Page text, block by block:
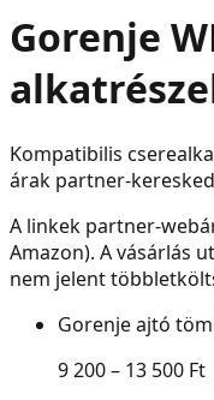
Gorenje
Kompatibilis
árak partner-
A linkek partner-
Amazon). A vásárlás
nem jelent
Gorenje ajtó
9 200 – 13 500 Ft